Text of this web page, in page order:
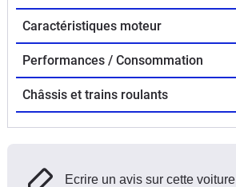
Caractéristiques moteur
Performances / Consommation
Châssis et trains roulants
Ecrire un avis sur cette voiture